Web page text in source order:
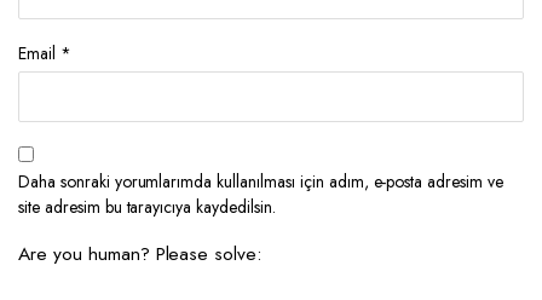
Email *
Daha sonraki yorumlarımda kullanılması için adım, e-posta adresim ve
site adresim bu tarayıcıya kaydedilsin.
Are you human? Please solve: